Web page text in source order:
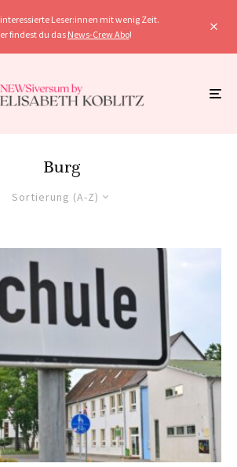
Leser:innen mit wenig Zeit.
findest du das News-Crew Abo!
Burg
Sortierung (A-Z)